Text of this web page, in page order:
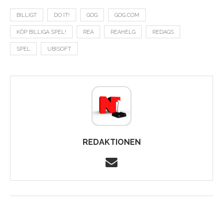
BILLIGT DO IT! GOG GOG.COM
KÖP BILLIGA SPEL! REA REAHELG REDAGS
SPEL UBISOFT
REDAKTIONEN